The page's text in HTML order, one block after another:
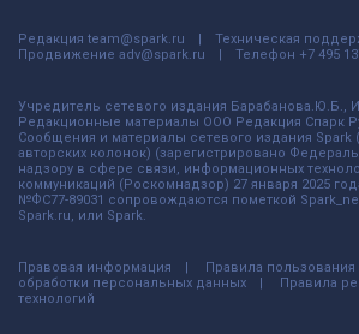
Редакция team@spark.ru Техническая
Продвижение adv@spark.ru Телефон +7 495
Учредитель сетевого издания Барабанова.Ю.Б.,
Редакционные материалы ООО Редакция Спарк
Сообщения и материалы сетевого издания
авторских колонок) (зарегистрировано
надзору в сфере связи, информационных
коммуникаций (Роскомнадзор) 27 января 2025
№ФС77-89031 сопровождаются пометкой
Spark.ru, или Spark.
Правовая информация Правила пользования
обработки персональных данных
Правила
технологий